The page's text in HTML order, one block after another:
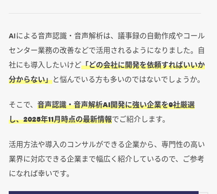
AIによる音声認識・音声解析は、議事録の自動作成やコール
センター業務の改善などで活用されるようになりました。自
社にも導入したいけど「どの会社に開発を依頼すればいいか
分からない」と悩んでいる方も多いのではないでしょうか。
そこで、 音声認識・音声解析AI開発に強い企業を9社厳選
し、2025年11月時点の最新情報でご紹介します。
活用方法や導入のコンサルができる企業から、専門性の高い
業界に対応できる企業まで幅広く紹介しているので、ご参考
になれば幸いです。